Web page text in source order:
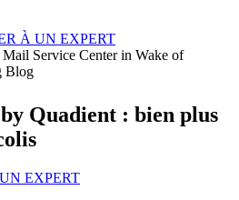
À UN EXPERT
by Quadient : bien plus
EXPERT